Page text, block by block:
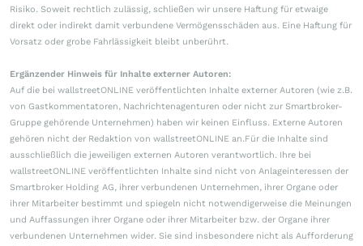
Risiko. Soweit rechtlich zulässig, schließen wir unsere Haftung für etwaige
direkt oder indirekt damit verbundene Vermögensschäden aus. Eine Haftung für
Vorsatz oder grobe Fahrlässigkeit bleibt unberührt.
Ergänzender Hinweis für Inhalte externer Autoren:
Auf die bei wallstreetONLINE veröffentlichten Inhalte externer Autoren (wie z.B.
von Gastkommentatoren, Nachrichtenagenturen oder nicht zur Smartbroker-
Gruppe gehörende Unternehmen) haben wir keinen Einfluss. Externe Autoren
gehören nicht der Redaktion von wallstreetONLINE an.Für die Inhalte sind
ausschließlich die jeweiligen externen Autoren verantwortlich. Ihre bei
wallstreetONLINE veröffentlichten Inhalte sind nicht von Anlageinteressen der
Smartbroker Holding AG, ihrer verbundenen Unternehmen, ihrer Organe oder
ihrer Mitarbeiter bestimmt und spiegeln nicht notwendigerweise die Meinungen
und Auffassungen ihrer Organe oder ihrer Mitarbeiter bzw. der Organe ihrer
verbundenen Unternehmen wider. Sie sind insbesondere nicht als Aufforderung